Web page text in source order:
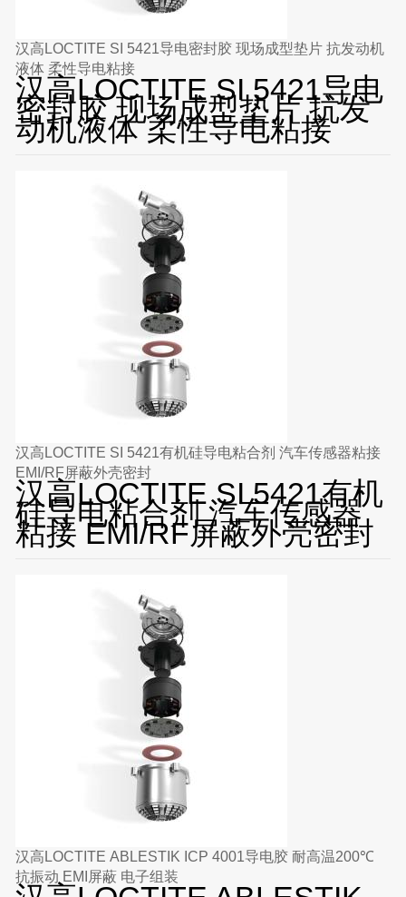
汉高LOCTITE SI 5421导电密封胶 现场成型垫片 抗发动机
液体 柔性导电粘接
汉高LOCTITE SI 5421导电
密封胶 现场成型垫片 抗发
动机液体 柔性导电粘接
汉高LOCTITE SI 5421有机硅导电粘合剂 汽车传感器粘接
EMI/RF屏蔽外壳密封
汉高LOCTITE SI 5421有机
硅导电粘合剂 汽车传感器
粘接 EMI/RF屏蔽外壳密封
汉高LOCTITE ABLESTIK ICP 4001导电胶 耐高温200℃
抗振动 EMI屏蔽 电子组装